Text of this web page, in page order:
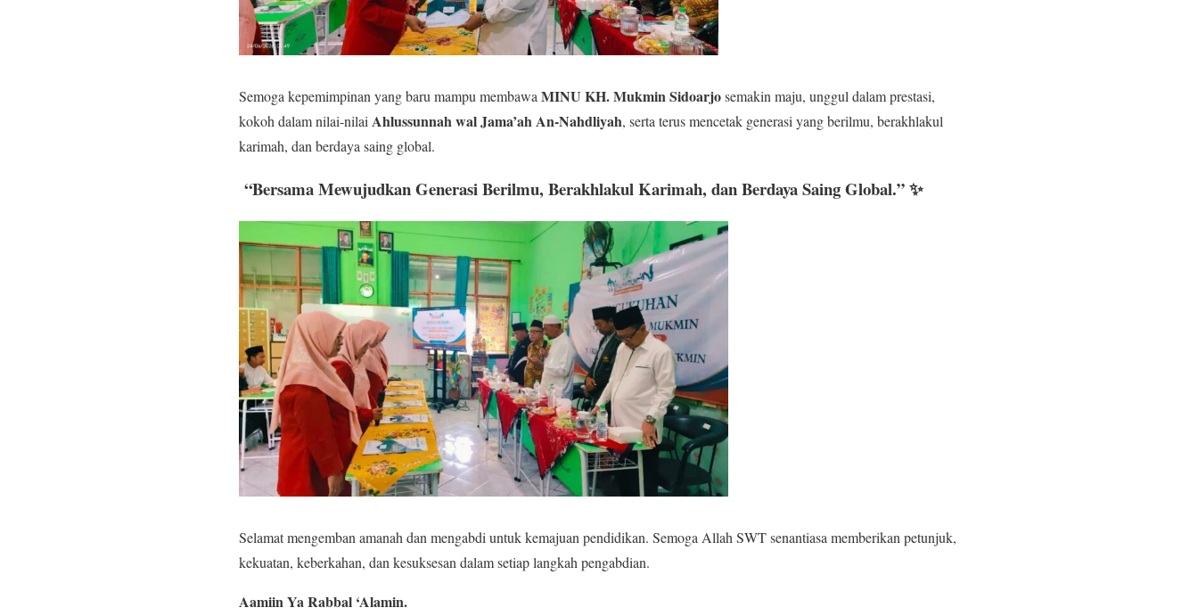
Semoga kepemimpinan yang baru mampu membawa MINU KH. Mukmin Sidoarjosemakin maju, unggul dalam prestasi,
kokoh dalam nilai-nilai Ahlussunnah wal Jama’ah An-Nahdliyah, serta terus mencetak generasi yang berilmu, berakhlakul
karimah, dan berdaya saing global.
“Bersama Mewujudkan Generasi Berilmu, Berakhlakul Karimah, dan Berdaya Saing Global.” ✨
Selamat mengemban amanah dan mengabdi untuk kemajuan pendidikan. Semoga Allah SWT senantiasa memberikan petunjuk,
kekuatan, keberkahan, dan kesuksesan dalam setiap langkah pengabdian.
Aamiin Ya Rabbal ‘Alamin.